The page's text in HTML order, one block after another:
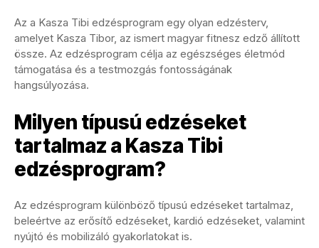
Az a Kasza Tibi edzésprogram egy olyan edzésterv,
amelyet Kasza Tibor, az ismert magyar fitnesz edző állított
össze. Az edzésprogram célja az egészséges életmód
támogatása és a testmozgás fontosságának
hangsúlyozása.
Milyen típusú edzéseket
tartalmaz a Kasza Tibi
edzésprogram?
Az edzésprogram különböző típusú edzéseket tartalmaz,
beleértve az erősítő edzéseket, kardió edzéseket, valamint
nyújtó és mobilizáló gyakorlatokat is.